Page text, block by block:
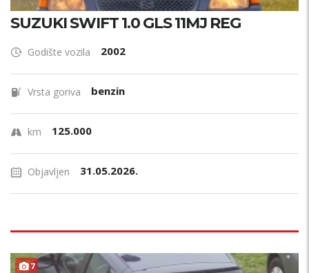
SUZUKI SWIFT 1.0 GLS 11MJ REG
Godište vozila 2002
Vrsta goriva benzin
km 125.000
Objavljen 31.05.2026.
7